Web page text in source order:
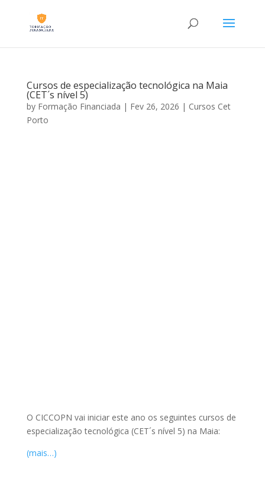
Cursos de especialização tecnológica na Maia
(CET´s nível 5)
by Formação Financiada | Fev 26, 2026 | Cursos Cet
Porto
O CICCOPN vai iniciar este ano os seguintes cursos de
especialização tecnológica (CET´s nível 5) na Maia:
(mais…)